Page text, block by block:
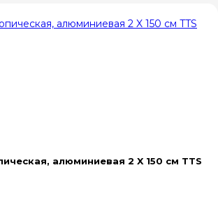
алюминиевая 2 X 150 см TTS